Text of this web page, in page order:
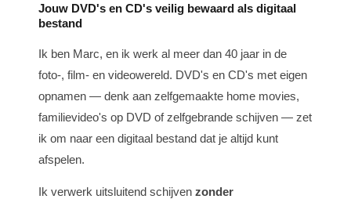
Jouw DVD's en CD's veilig bewaard als digitaal
bestand
Ik ben Marc, en ik werk al meer dan 40 jaar in de
foto-, film- en videowereld. DVD's en CD's met eigen
opnamen — denk aan zelfgemaakte home movies,
familievideo's op DVD of zelfgebrande schijven — zet
ik om naar een digitaal bestand dat je altijd kunt
afspelen.
Ik verwerk uitsluitend schijven zonder